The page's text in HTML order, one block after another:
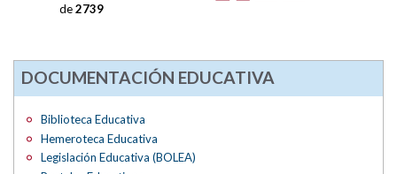
de2739
DOCUMENTACIÓN EDUCATIVA
Biblioteca Educativa
Hemeroteca Educativa
Legislación Educativa (BOLEA)